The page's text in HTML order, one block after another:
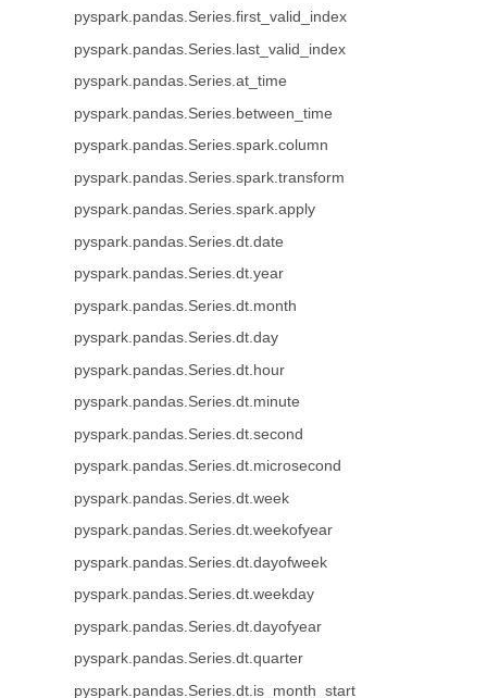
pyspark.pandas.Series.first_valid_index
pyspark.pandas.Series.last_valid_index
pyspark.pandas.Series.at_time
pyspark.pandas.Series.between_time
pyspark.pandas.Series.spark.column
pyspark.pandas.Series.spark.transform
pyspark.pandas.Series.spark.apply
pyspark.pandas.Series.dt.date
pyspark.pandas.Series.dt.year
pyspark.pandas.Series.dt.month
pyspark.pandas.Series.dt.day
pyspark.pandas.Series.dt.hour
pyspark.pandas.Series.dt.minute
pyspark.pandas.Series.dt.second
pyspark.pandas.Series.dt.microsecond
pyspark.pandas.Series.dt.week
pyspark.pandas.Series.dt.weekofyear
pyspark.pandas.Series.dt.dayofweek
pyspark.pandas.Series.dt.weekday
pyspark.pandas.Series.dt.dayofyear
pyspark.pandas.Series.dt.quarter
pyspark.pandas.Series.dt.is_month_start